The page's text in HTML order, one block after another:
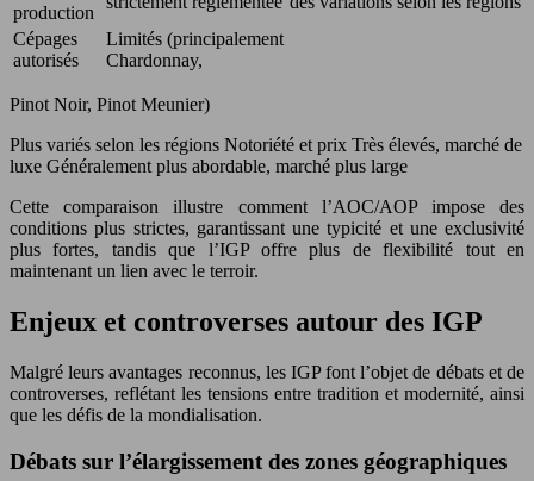
production
Cépages
autorisés
Limités (principalement
Chardonnay,
Pinot Noir, Pinot Meunier)
Plus variés selon les régions Notoriété et prix Très élevés, marché de
luxe Généralement plus abordable, marché plus large
Cette comparaison illustre comment l’AOC/AOP impose des
conditions plus strictes, garantissant une typicité et une exclusivité
plus fortes, tandis que l’IGP offre plus de flexibilité tout en
maintenant un lien avec le terroir.
Enjeux et controverses autour des IGP
Malgré leurs avantages reconnus, les IGP font l’objet de débats et de
controverses, reflétant les tensions entre tradition et modernité, ainsi
que les défis de la mondialisation.
Débats sur l’élargissement des zones géographiques